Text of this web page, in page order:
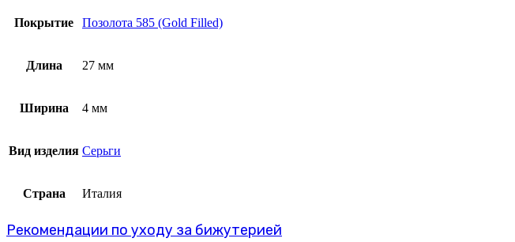
Покрытие Позолота 585 (Gold Filled)
Длина 27 мм
Ширина 4 мм
Вид изделия Серьги
Страна Италия
Рекомендации по уходу за бижутерией